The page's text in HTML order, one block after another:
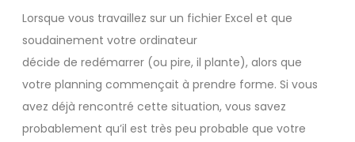
Lorsque vous travaillez sur un fichier Excel et que
soudainement votre ordinateur
décide de redémarrer (ou pire, il plante), alors que
votre planning commençait à prendre forme. Si vous
avez déjà rencontré cette situation, vous savez
probablement qu’il est très peu probable que votre